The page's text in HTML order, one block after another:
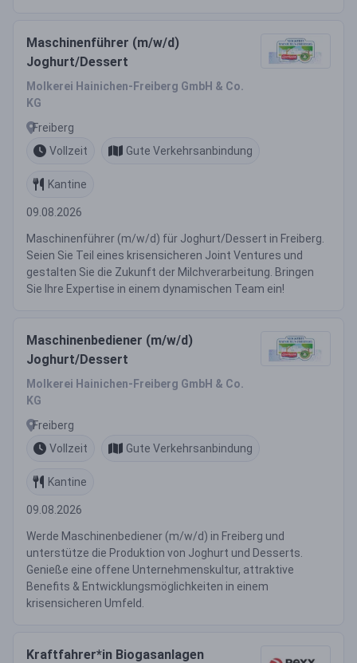
Maschinenführer (m/w/d)
Joghurt/Dessert
Molkerei Hainichen-Freiberg GmbH & Co.
KG
Freiberg
Vollzeit
Gute Verkehrsanbindung
Kantine
09.08.2026
Maschinenführer (m/w/d) für Joghurt/Dessert in Freiberg.
Seien Sie Teil eines krisensicheren Joint Ventures und
gestalten Sie die Zukunft der Milchverarbeitung. Bringen
Sie Ihre Expertise in einem dynamischen Team ein!
Maschinenbediener (m/w/d)
Joghurt/Dessert
Molkerei Hainichen-Freiberg GmbH & Co.
KG
Freiberg
Vollzeit
Gute Verkehrsanbindung
Kantine
09.08.2026
Werde Maschinenbediener (m/w/d) in Freiberg und
unterstütze die Produktion von Joghurt und Desserts.
Genieße eine offene Unternehmenskultur, attraktive
Benefits & Entwicklungsmöglichkeiten in einem
krisensicheren Umfeld.
Kraftfahrer*in Biogasanlagen